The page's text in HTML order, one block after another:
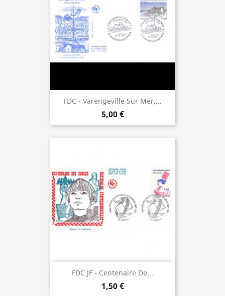
FDC - Varengeville Sur Mer,...
5,00 €
FDC JF - Centenaire De...
1,50 €